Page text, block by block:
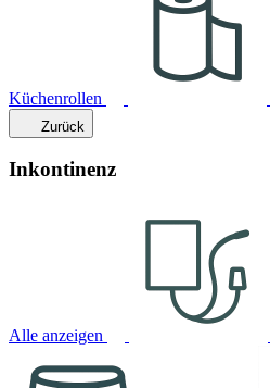
Küchenrollen
Zurück
Inkontinenz
Alle anzeigen